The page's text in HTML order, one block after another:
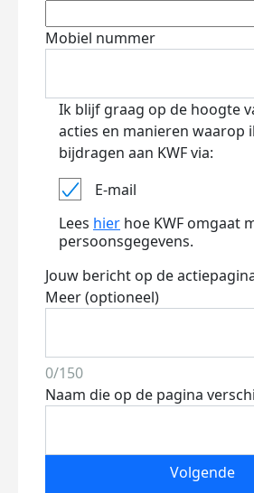
Mobiel nummer
Ik blijf graag op de hoogte
acties en manieren waarop
bijdragen aan KWF via:
E-mail
Lees hier hoe KWF omgaat
persoonsgegevens.
Jouw bericht op de
Meer (optioneel)
0/150
Naam die op de pagina
Volgende